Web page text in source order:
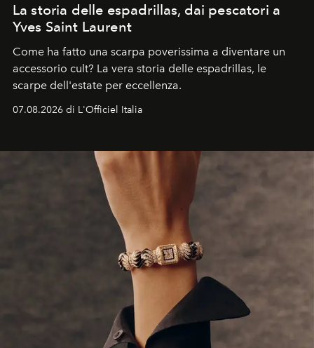
La storia delle espadrillas, dai pescatori a
Yves Saint Laurent
Come ha fatto una scarpa poverissima a diventare un
accessorio cult? La vera storia delle espadrillas, le
scarpe dell'estate per eccellenza.
07.08.2026 di L'Officiel Italia